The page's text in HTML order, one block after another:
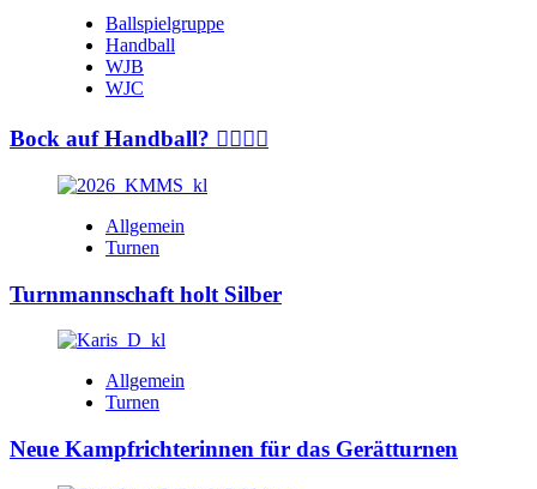
Ballspielgruppe
Handball
WJB
WJC
Bock auf Handball? 🤾‍♂️🤾‍♀️
Allgemein
Turnen
Turnmannschaft holt Silber
Allgemein
Turnen
Neue Kampfrichterinnen für das Gerätturnen